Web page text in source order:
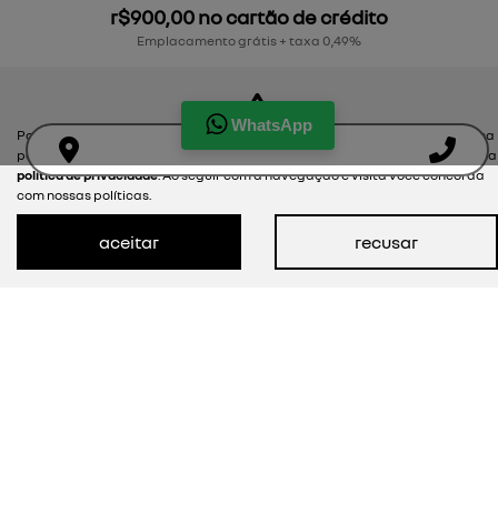
WhatsApp
r$900,00 no cartão de crédito
Emplacamento grátis + taxa 0,49%
ver oferta
Para otimizar sua experiência durante a navegação, fazemos uso de nossa
política de cookies e para proteger seus dados pessoais respeitamos nossa
política de privacidade. Ao seguir com a navegação e visita você concorda
com nossas políticas.
aceitar recusar